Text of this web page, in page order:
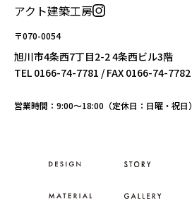
アクト建築工房
〒070-0054
旭川市4条西7丁目2-2 4条西ビル3階
TEL 0166-74-7781 / FAX 0166-74-7782
営業時間：9:00〜18:00（定休日：日曜・祝日）